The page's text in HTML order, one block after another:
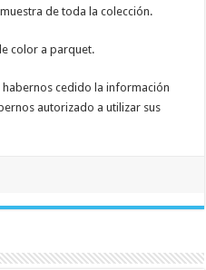
de toda la colección.
color a parquet.
habernos cedido la información
autorizado a utilizar sus